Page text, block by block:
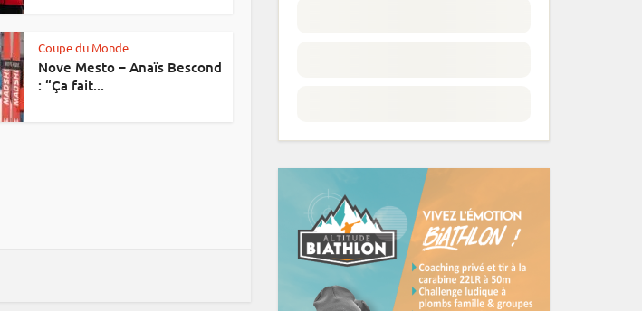
Coupe du Monde
Nove Mesto – Anaïs Bescond
: “Ça fait...